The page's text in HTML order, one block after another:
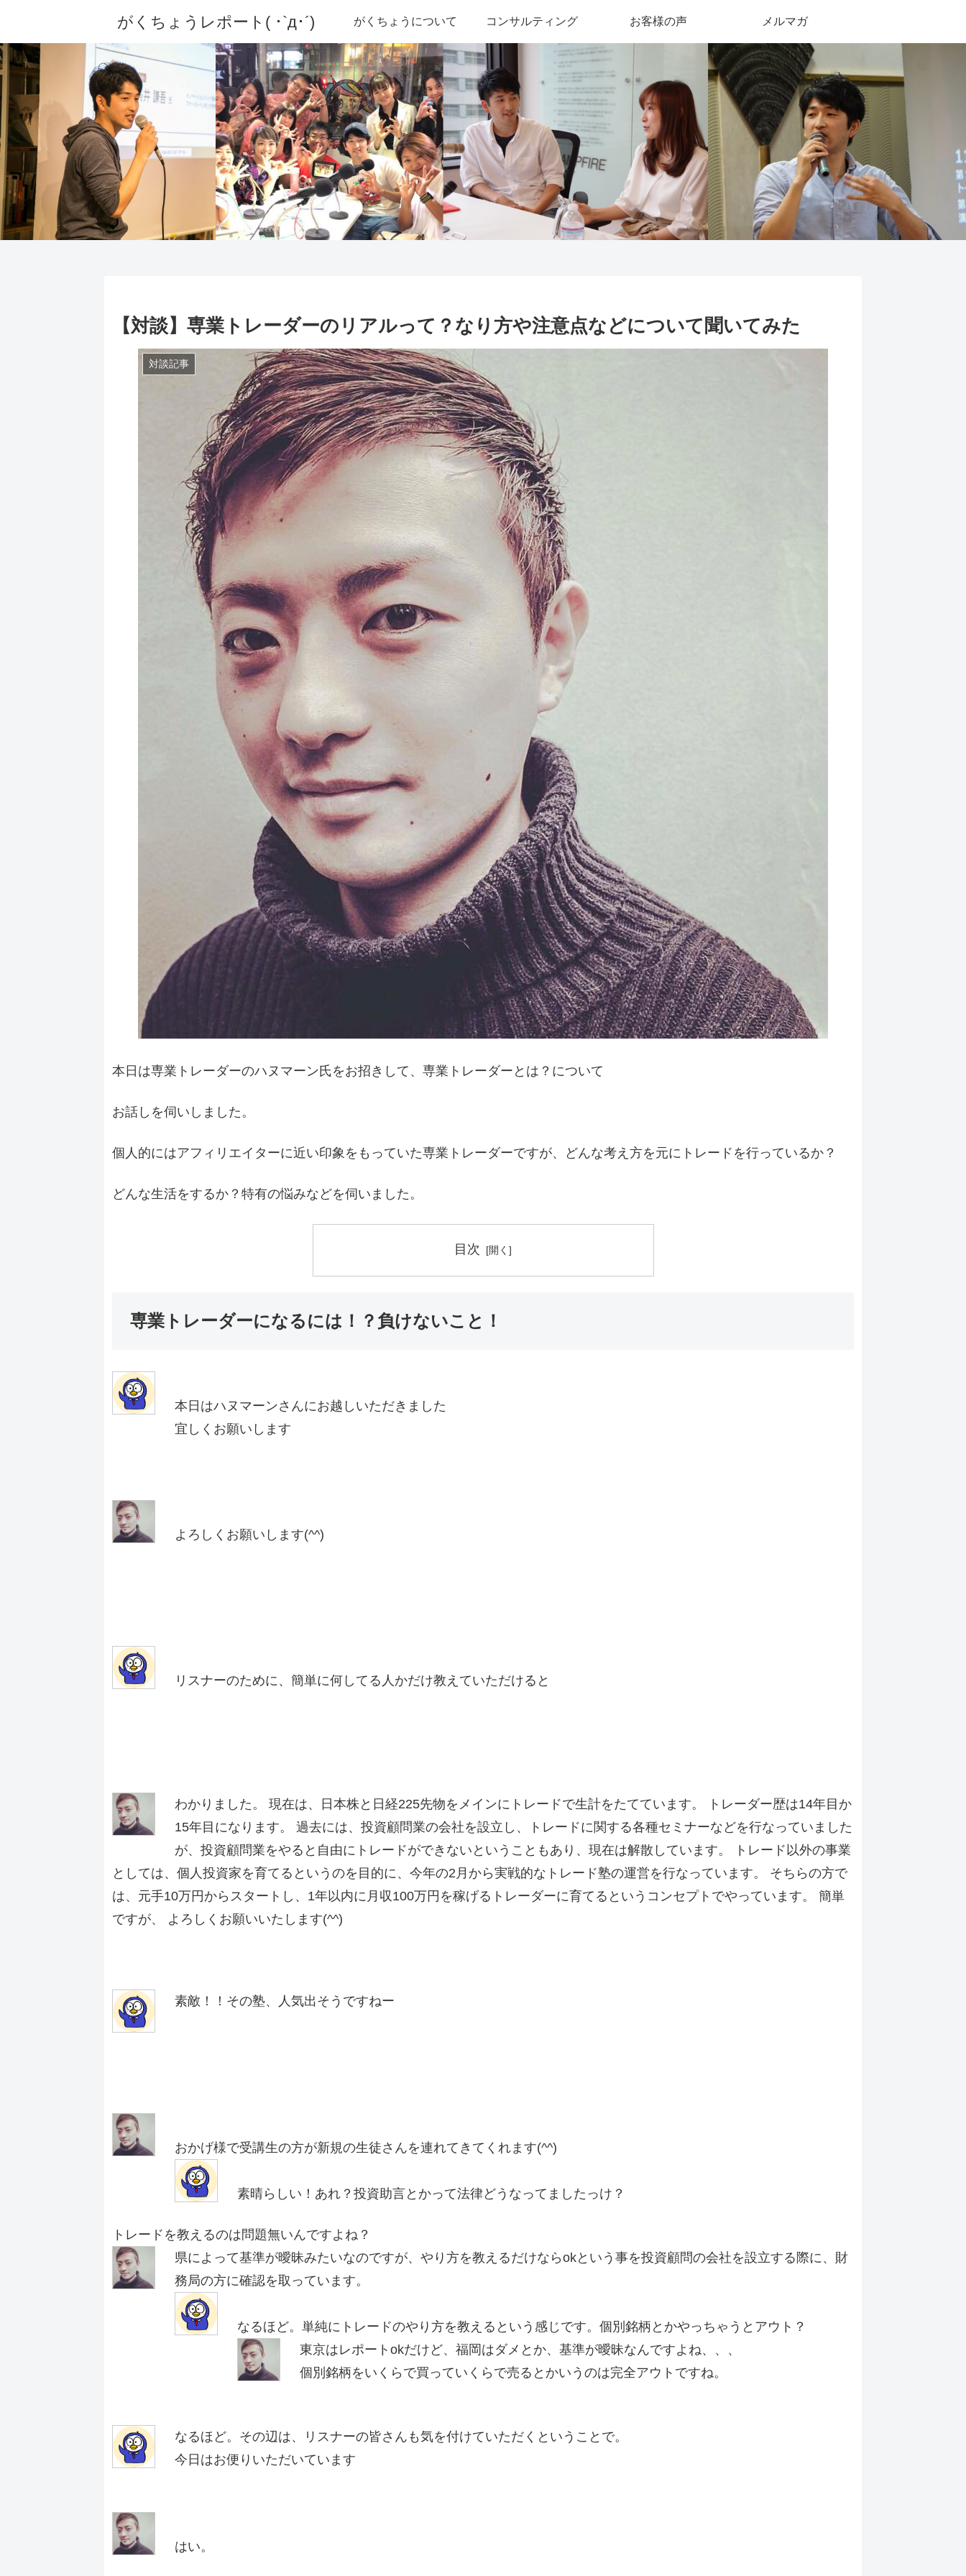
がくちょうレポート( ･`д･´) がくちょうについて コンサルティング お客様の声 メルマガ
【対談】専業トレーダーのリアルって？なり方や注意点などについて聞いてみた
対談記事
本日は専業トレーダーのハヌマーン氏をお招きして、専業トレーダーとは？について
お話しを伺いしました。
個人的にはアフィリエイターに近い印象をもっていた専業トレーダーですが、どんな考え方を元にトレードを行っているか？
どんな生活をするか？特有の悩みなどを伺いました。
目次
専業トレーダーになるには！？負けないこと！
本日はハヌマーンさんにお越しいただきました
宜しくお願いします
よろしくお願いします(^^)
リスナーのために、簡単に何してる人かだけ教えていただけると
わかりました。 現在は、日本株と日経225先物をメインにトレードで生計をたてています。 トレーダー歴は14年目か
15年目になります。 過去には、投資顧問業の会社を設立し、トレードに関する各種セミナーなどを行なっていました
が、投資顧問業をやると自由にトレードができないということもあり、現在は解散しています。 トレード以外の事業
としては、個人投資家を育てるというのを目的に、今年の2月から実戦的なトレード塾の運営を行なっています。 そちらの方で
は、元手10万円からスタートし、1年以内に月収100万円を稼げるトレーダーに育てるというコンセプトでやっています。 簡単
ですが、 よろしくお願いいたします(^^)
素敵！！その塾、人気出そうですねー
おかげ様で受講生の方が新規の生徒さんを連れてきてくれます(^^)
素晴らしい！あれ？投資助言とかって法律どうなってましたっけ？
トレードを教えるのは問題無いんですよね？
県によって基準が曖昧みたいなのですが、やり方を教えるだけならokという事を投資顧問の会社を設立する際に、財
務局の方に確認を取っています。
なるほど。単純にトレードのやり方を教えるという感じです。個別銘柄とかやっちゃうとアウト？
東京はレポートokだけど、福岡はダメとか、基準が曖昧なんですよね、、、
個別銘柄をいくらで買っていくらで売るとかいうのは完全アウトですね。
なるほど。その辺は、リスナーの皆さんも気を付けていただくということで。
今日はお便りいただいています
はい。